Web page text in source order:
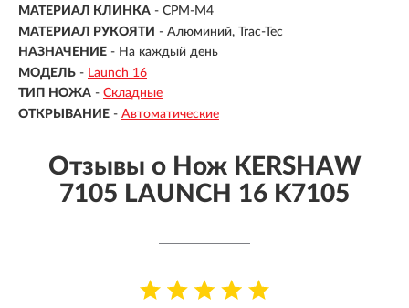
МАТЕРИАЛ КЛИНКА - CPM-M4
МАТЕРИАЛ РУКОЯТИ - Алюминий, Trac-Tec
НАЗНАЧЕНИЕ - На каждый день
МОДЕЛЬ - Launch 16
ТИП НОЖА - Складные
ОТКРЫВАНИЕ - Автоматические
Отзывы о Нож KERSHAW
7105 LAUNCH 16 K7105